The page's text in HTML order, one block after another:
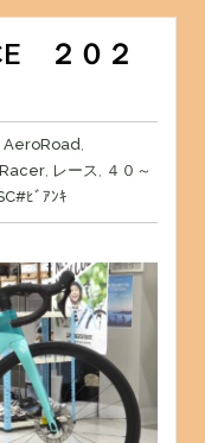
２０２
AeroRoad,
, レース, ４０～
#ﾋﾞｱﾝｷ